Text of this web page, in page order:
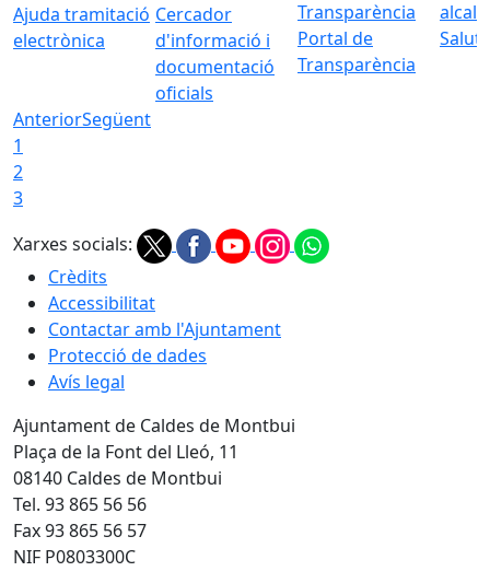
Ajuda tramitació
electrònica
Cercador
d'informació i
documentació
oficials
Portal de
Transparència
AnteriorSegüent
1
2
3
Xarxes socials:
Crèdits
Accessibilitat
Contactar amb l'Ajuntament
Protecció de dades
Avís legal
Ajuntament de Caldes de Montbui
Plaça de la Font del Lleó, 11
08140 Caldes de Montbui
Tel. 93 865 56 56
Fax 93 865 56 57
NIF P0803300C